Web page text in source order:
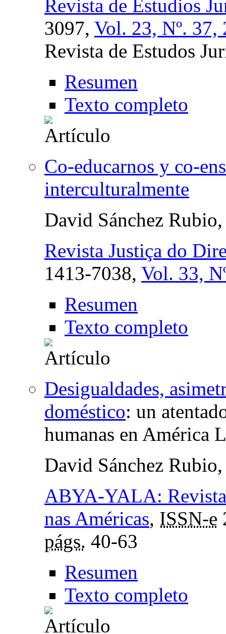
Revista de Estudios
3097, Vol. 23, Nº. 37,
Revista de Estudos
Resumen
Texto completo
Co-educarnos y co-
interculturalmente
David Sánchez
Revista Justiça do
1413-7038, Vol. 33,
Resumen
Texto completo
Desigualdades,
doméstico: un
humanas en América
David Sánchez
ABYA-YALA: Revista
nas Américas, ISSN-e
págs. 40-63
Resumen
Texto completo